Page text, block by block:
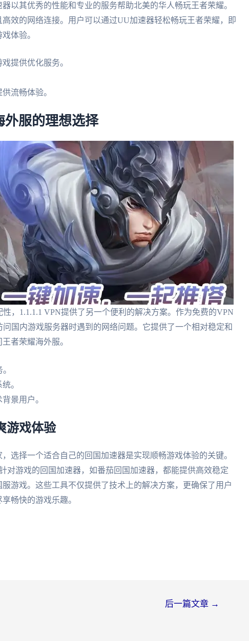
以其优秀的性能和专业的服务帮助北美的华人畅玩王者荣耀。
效的网络连接。用户可以通过UU加速器轻松畅玩王者荣耀，即
体验。
提供优化服务。
流畅体验。
外服的理想选择
，1.1.1.1 VPN提供了另一个便利的解决方案。作为免费的VPN
国内游戏服务器时遇到的网络问题。它提供了一个相对稳定和
者荣耀海外服。
。
景用户。
游戏体验
选择一个适合自己的回国加速器是实现顺畅游戏体验的关键。
对游戏的回国加速器，如番茄回国加速器，都能提供高效稳定
游戏。这些工具不仅提供了技术上的解决方案，更确保了用户
畅快的游戏乐趣。
后一篇文章 →